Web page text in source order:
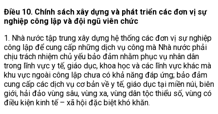
Điều 10. Chính sách xây dựng và phát triển các đơn vị sự
nghiệp công lập và đội ngũ viên chức
1. Nhà nước tập trung xây dựng hệ thống các đơn vị sự nghiệp
công lập để cung cấp những dịch vụ công mà Nhà nước phải
chịu trách nhiệm chủ yếu bảo đảm nhằm phục vụ nhân dân
trong lĩnh vực y tế, giáo dục, khoa học và các lĩnh vực khác mà
khu vực ngoài công lập chưa có khả năng đáp ứng; bảo đảm
cung cấp các dịch vụ cơ bản về y tế, giáo dục tại miền núi, biên
giới, hải đảo vùng sâu, vùng xa, vùng dân tộc thiểu số, vùng có
điều kiện kinh tế – xã hội đặc biệt khó khăn.